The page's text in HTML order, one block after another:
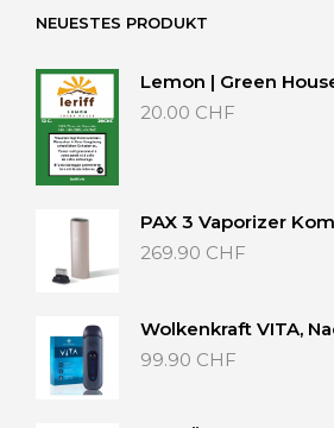
NEUESTES PRODUKT
Lemon | Green
20.00 CHF
PAX 3 Vaporizer
269.90 CHF
Wolkenkraft VITA,
99.90 CHF